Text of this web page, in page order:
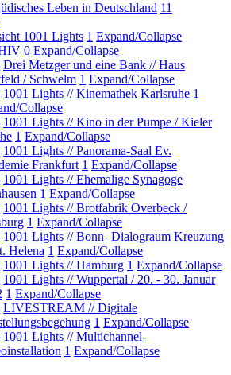
Leben in Deutschland 11
1001 Lights 1 Expand/Collapse
0 Expand/Collapse
Drei Metzger und eine Bank // Haus
/ Schwelm 1 Expand/Collapse
1001 Lights // Kinemathek Karlsruhe 1
Collapse
1001 Lights // Kino in der Pumpe / Kieler
1 Expand/Collapse
1001 Lights // Panorama-Saal Ev.
Frankfurt 1 Expand/Collapse
1001 Lights // Ehemalige Synagoge
1 Expand/Collapse
1001 Lights // Brotfabrik Overbeck /
1 Expand/Collapse
1001 Lights // Bonn- Dialograum Kreuzung
Helena 1 Expand/Collapse
1001 Lights // Hamburg 1 Expand/Collapse
1001 Lights // Wuppertal / 20. - 30. Januar
1 Expand/Collapse
LIVESTREAM // Digitale
1 Expand/Collapse
1001 Lights // Multichannel-
1 Expand/Collapse